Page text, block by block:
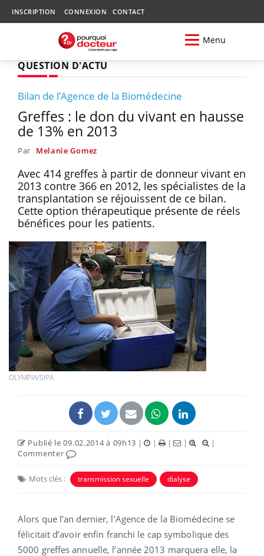
INSCRIPTION CONNEXION CONTACT
Menu
QUESTION D'ACTU
Bilan de l’Agence de la Biomédecine
Greffes : le don du vivant en hausse
de 13% en 2013
Par Melanie Gomez
Avec 414 greffes à partir de donneur vivant en
2013 contre 366 en 2012, les spécialistes de la
transplantation se réjouissent de ce bilan.
Cette option thérapeutique présente de réels
bénéfices pour les patients.
OLYMPIA/SIPA
Publié le 09.02.2014 à 09h13 | | | |
|
Commenter
Mots clés : transmission sexuelle dialyse
Alors que l’an dernier, l’Agence de la Biomédecine se
félicitait d’avoir enfin franchi le cap symbolique des
5000 greffes annuelle, l’année 2013 marquera elle, la